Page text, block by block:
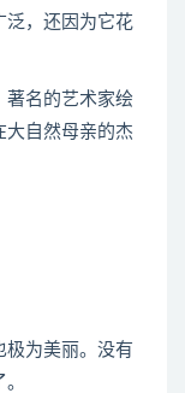
泛，还因为它花
名的艺术家绘
大自然母亲的杰
为美丽。没有